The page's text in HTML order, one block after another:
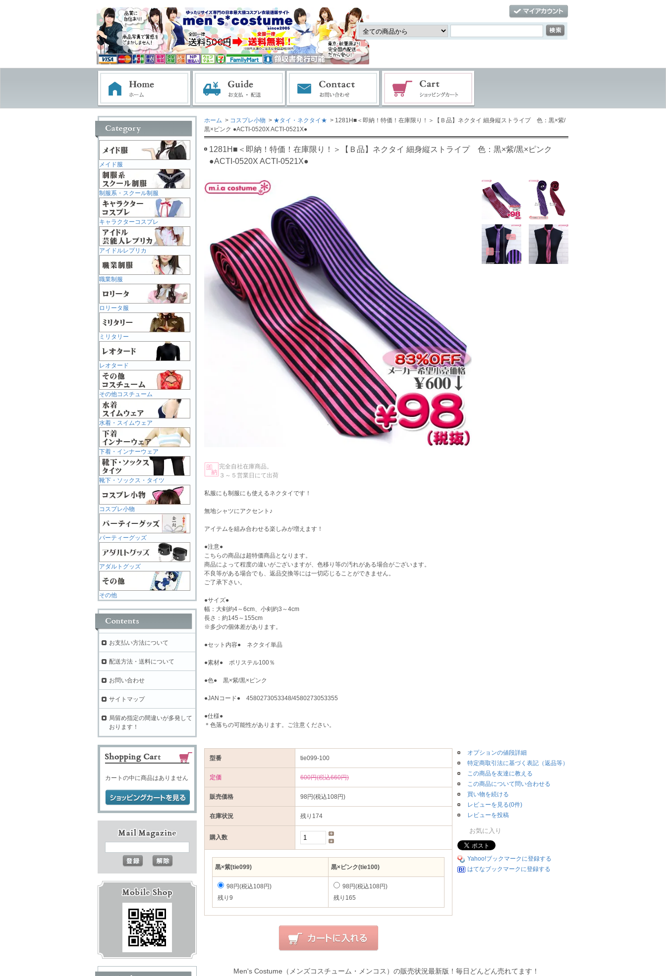
ホーム > コスプレ小物 > ★タイ・ネクタイ★ > 1281H■＜即納！特価！在庫限り！＞【Ｂ品】ネクタイ 細身縦ストライプ 色：黒×紫/
黒×ピンク ●ACTI-0520X ACTI-0521X●
1281H■＜即納！特価！在庫限り！＞【Ｂ品】ネクタイ 細身縦ストライプ 色：黒×紫/黒×ピンク
●ACTI-0520X ACTI-0521X●
完全自社在庫商品。
３～５営業日にて出荷
私服にも制服にも使えるネクタイです！
無地シャツにアクセント♪
アイテムを組み合わせる楽しみが増えます！
●注意●
こちらの商品は超特価商品となります。
商品によって程度の違いがございますが、色移り等の汚れがある場合がございます。
不良等がある場合でも、返品交換等には一切応じることができません。
ご了承下さい。
●サイズ●
幅：大剣約4～6cm、小剣約3～4cm
長さ：約145～155cm
※多少の個体差があります。
●セット内容● ネクタイ単品
●素材● ポリステル100％
●色● 黒×紫/黒×ピンク
●JANコード● 4580273053348/4580273053355
●仕様●
＊色落ちの可能性があります。ご注意ください。
型番 tie099-100
定価 600円(税込660円)
販売価格 98円(税込108円)
在庫状況 残り174
購入数
黒×紫(tie099) 黒×ピンク(tie100)
98円(税込108円)
残り9
98円(税込108円)
残り165
オプションの値段詳細
特定商取引法に基づく表記（返品等）
この商品を友達に教える
この商品について問い合わせる
買い物を続ける
レビューを見る(0件)
レビューを投稿
お気に入り
Yahoo!ブックマークに登録する
はてなブックマークに登録する
Men's Costume（メンズコスチューム・メンコス）の販売状況最新版！毎日どんどん売れてます！
メイド服
制服系・スクール制服
キャラクターコスプレ
アイドルレプリカ
職業制服
ロリータ服
ミリタリー
レオタード
その他コスチューム
水着・スイムウェア
下着・インナーウェア
靴下・ソックス・タイツ
コスプレ小物
パーティーグッズ
アダルトグッズ
その他
お支払い方法について
配送方法・送料について
お問い合わせ
サイトマップ
局留め指定の間違いが多発して
おります！
カートの中に商品はありません